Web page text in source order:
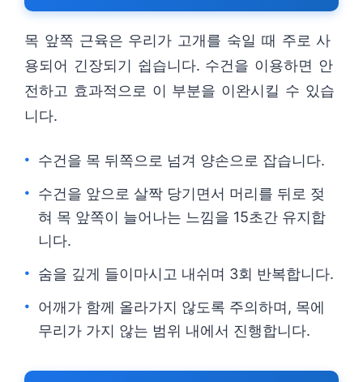
목 앞쪽 근육은 우리가 고개를 숙일 때 주로 사
용되어 긴장되기 쉽습니다. 수건을 이용하면 안
전하고 효과적으로 이 부분을 이완시킬 수 있습
니다.
수건을 목 뒤쪽으로 넘겨 양손으로 잡습니다.
수건을 앞으로 살짝 당기면서 머리를 뒤로 젖
혀 목 앞쪽이 늘어나는 느낌을 15초간 유지합
니다.
숨을 깊게 들이마시고 내쉬며 3회 반복합니다.
어깨가 함께 올라가지 않도록 주의하며, 목에
무리가 가지 않는 범위 내에서 진행합니다.